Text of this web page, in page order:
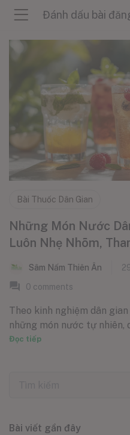
(Sản Phẩm )
(Danh Mục )
(Tin Tức )
Bài Thuốc Dân Gian
Những Món Nước
Luôn Nhẹ Nhõm,
Sâm Nấm Thiên Ân
0 comments
Theo kinh nghiệm dân
những món nước tự nhiên,
Đọc tiếp
Bài viết gần đây